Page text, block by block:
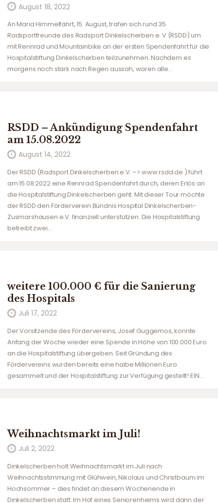
August 18, 2022
An Maria Himmelfahrt, 15. August, trafen sich rund 35
Radsportfreunde des Radsport Dinkelscherben e. V (RSDD) um
mit Rennrad und Mountainbike an der ersten Spendenfahrt für die
Hospitalstiftung Dinkelscherben teilzunehmen. Nachdem es
morgens noch stark nach Regen aussah, waren alle…
RSDD – Ankündigung Spendenfahrt
am 15.08.2022
August 14, 2022
Der RSDD (Radsport Dinkelscherben e.V. –> www.rsdd.de ) führt
am 15.08.2022 eine Rennrad Spendenfahrt durch, deren Erlös an
die Hospitalstiftung Dinkelscherben geht. Mit dieser Tour möchte
der RSDD den Förderverein Bündnis Hospital Dinkelscherben-
Zusmarshausen e.V. finanziell unterstützen. Die Hospitalstiftung
betreibt zwei…
weitere 100.000 € für die Sanierung
des Hospitals
Juli 17, 2022
Der Vorsitzende des Fördervereins, Josef Guggemos, konnte
Anfang der Woche wieder eine Spende in Höhe von 100.000 Euro
an die Hospitalstiftung übergeben. Seit Gründung des
Fördervereins wurden bereits eine halbe Millionen Euro
gesammelt und der Hospitalstiftung zur Verfügung gestellt! EIN…
Weihnachtsmarkt im Juli!
Juli 2, 2022
Dinkelscherben holt Weihnachtsmarkt im Juli nach
Weihnachtsstimmung mit Glühwein, Nikolaus und Christbaum im
Hochsommer – dies findet an diesem Wochenende in
Dinkelscherben statt. Im Hof eines Seniorenheims wird dann der